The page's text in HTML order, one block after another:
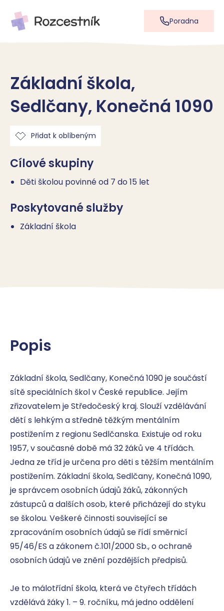
Poradna
Základní škola,
Sedlčany, Konečná 1090
Přidat k oblíbeným
Cílové skupiny
Děti školou povinné od 7 do 15 let
Poskytované služby
Základní škola
Popis
Základní škola, Sedlčany, Konečná 1090 je součástí
sítě speciálních škol v České republice. Jejím
zřizovatelem je Středočeský kraj. Slouží vzdělávání
dětí s lehkým a středně těžkým mentálním
postižením z regionu Sedlčanska. Existuje od roku
1957, v současné době má 32 žáků ve 4 třídách.
Jedna ze tříd je určena pro děti s těžším mentálním
postižením. Základní škola, Sedlčany, Konečná 1090,
je správcem osobních údajů žáků, zákonných
zástupců a dalších osob, které přicházejí do styku
se školou. Veškeré činnosti související se
zpracováním osobních údajů se řídí směrnicí
95/46/ES a zákonem č.101/2000 Sb., o ochraně
osobních údajů ve znění pozdějších předpisů.
Je to málotřídní škola, která ve čtyřech třídách
vzdělává žáky 1. – 9. ročníku, má jedno oddělení